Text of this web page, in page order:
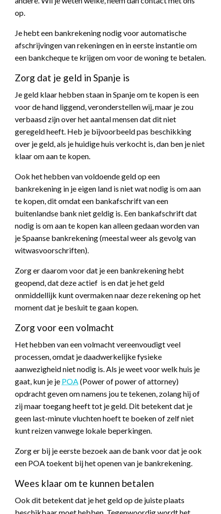
op.
Je hebt een bankrekening nodig voor automatische
afschrijvingen van rekeningen en in eerste instantie om
een bankcheque te krijgen om voor de woning te betalen.
Zorg dat je geld in Spanje is
Je geld klaar hebben staan in Spanje om te kopen is een
voor de hand liggend, veronderstellen wij, maar je zou
verbaasd zijn over het aantal mensen dat dit niet
geregeld heeft. Heb je bijvoorbeeld pas beschikking
over je geld, als je huidige huis verkocht is, dan ben je niet
klaar om aan te kopen.
Ook het hebben van voldoende geld op een
bankrekening in je eigen land is niet wat nodig is om aan
te kopen, dit omdat een bankafschrift van een
buitenlandse bank niet geldig is. Een bankafschrift dat
nodig is om aan te kopen kan alleen gedaan worden van
je Spaanse bankrekening (meestal weer als gevolg van
witwasvoorschriften).
Zorg er daarom voor dat je een bankrekening hebt
geopend, dat deze actief is en dat je het geld
onmiddellijk kunt overmaken naar deze rekening op het
moment dat je besluit te gaan kopen.
Zorg voor een volmacht
Het hebben van een volmacht vereenvoudigt veel
processen, omdat je daadwerkelijke fysieke
aanwezigheid niet nodig is. Als je weet voor welk huis je
gaat, kun je je POA(Power of power of attorney)
opdracht geven om namens jou te tekenen, zolang hij of
zij maar toegang heeft tot je geld. Dit betekent dat je
geen last-minute vluchten hoeft te boeken of zelf niet
kunt reizen vanwege lokale beperkingen.
Zorg er bij je eerste bezoek aan de bank voor dat je ook
een POA toekent bij het openen van je bankrekening.
Wees klaar om te kunnen betalen
Ook dit betekent dat je het geld op de juiste plaats